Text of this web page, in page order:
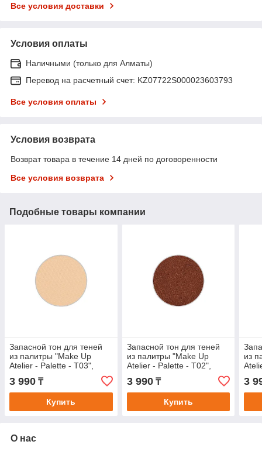
Все условия доставки
Условия оплаты
Наличными (только для Алматы)
Перевод на расчетный счет: KZ07722S000023603793
Все условия оплаты
Условия возврата
Возврат товара в течение 14 дней по договоренности
Все условия возврата
Подобные товары компании
Запасной тон для теней
из палитры "Make Up
Atelier - Palette - T03",
прессованные в блистере.
3 990 ₸
Купить
Запасной тон для теней
из палитры "Make Up
Atelier - Palette - T02",
прессованные в блистере.
3 990₸
Купить
из
3
О нас